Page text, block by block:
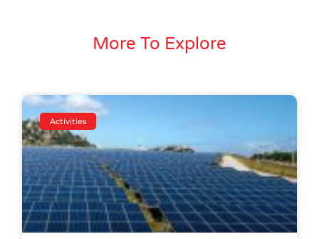
More To Explore
Activities